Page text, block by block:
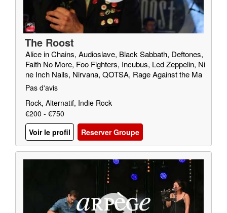
The Roost
Alice in Chains, Audioslave, Black Sabbath, Deftones,
Faith No More, Foo Fighters, Incubus, Led Zeppelin, Ni
ne Inch Nails, Nirvana, QOTSA, Rage Against the Ma
chine, Red Fang, Royal Blood, SOAD, Soundgarden, T
Pas d'avis
Rock, Alternatif, Indie Rock
€200 - €750
Voir le profil
Reserver Groupe